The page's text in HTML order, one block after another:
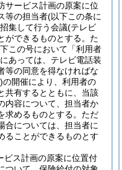
サービス計画の原案に位
等の担当者(以下この条に
集して行う会議(テレビ
ができるものとする。た
この号において「利用者
あっては、テレビ電話装
等の同意を得なければな
の開催により、利用者の
共有するとともに、当該
内容について、担当者か
めるものとする。 ただ
合については、担当者に
ることができるものとす
ビス計画の原案に位置付